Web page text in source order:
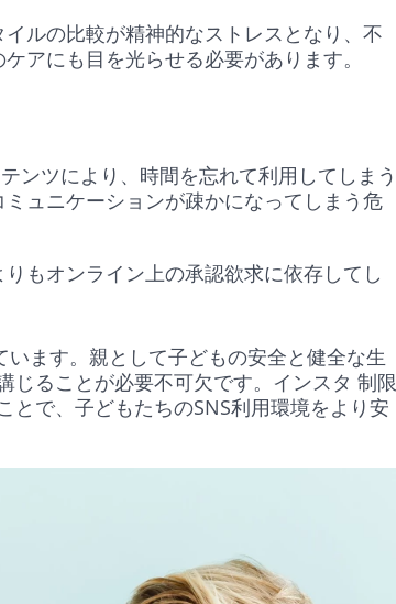
ルの比較が精神的なストレスとなり、不
アにも目を光らせる必要があります。
ンツにより、時間を忘れて利用してしまう
ュニケーションが疎かになってしまう危
もオンライン上の承認欲求に依存してし
ます。親として子どもの安全と健全な生
じることが必要不可欠です。インスタ 制限
で、子どもたちのSNS利用環境をより安